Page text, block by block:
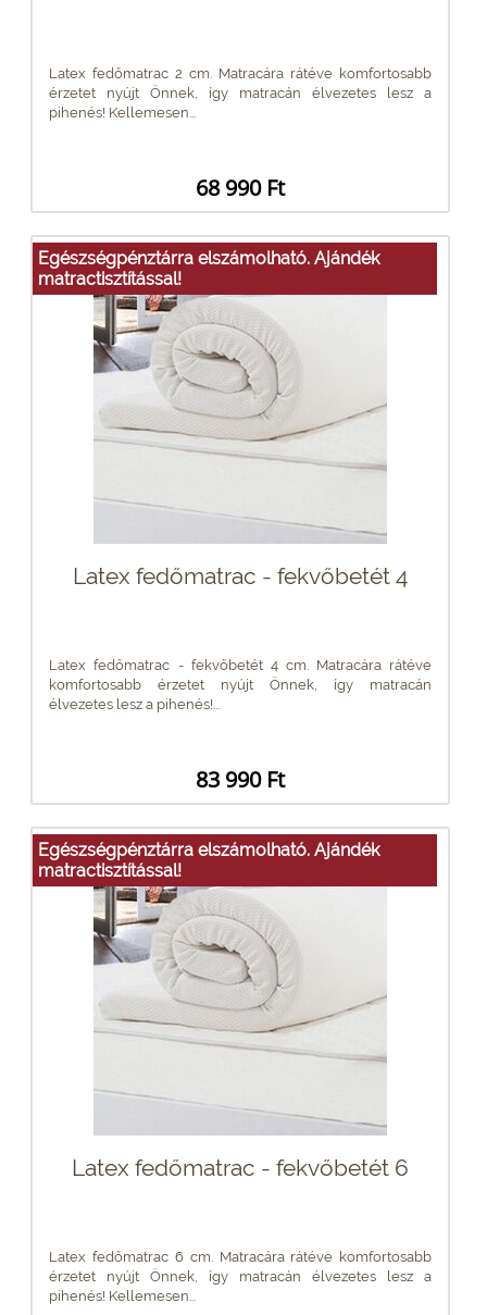
Latex fedőmatrac 2 cm. Matracára rátéve komfortosabb
érzetet nyújt Önnek, így matracán élvezetes lesz a
pihenés! Kellemesen...
68 990 Ft
Egészségpénztárra elszámolható. Ajándék
matractisztítással!
Latex fedőmatrac - fekvőbetét 4
Latex fedőmatrac - fekvőbetét 4 cm. Matracára rátéve
komfortosabb érzetet nyújt Önnek, így matracán
élvezetes lesz a pihenés!...
83 990 Ft
Egészségpénztárra elszámolható. Ajándék
matractisztítással!
Latex fedőmatrac - fekvőbetét 6
Latex fedőmatrac 6 cm. Matracára rátéve komfortosabb
érzetet nyújt Önnek, így matracán élvezetes lesz a
pihenés! Kellemesen...